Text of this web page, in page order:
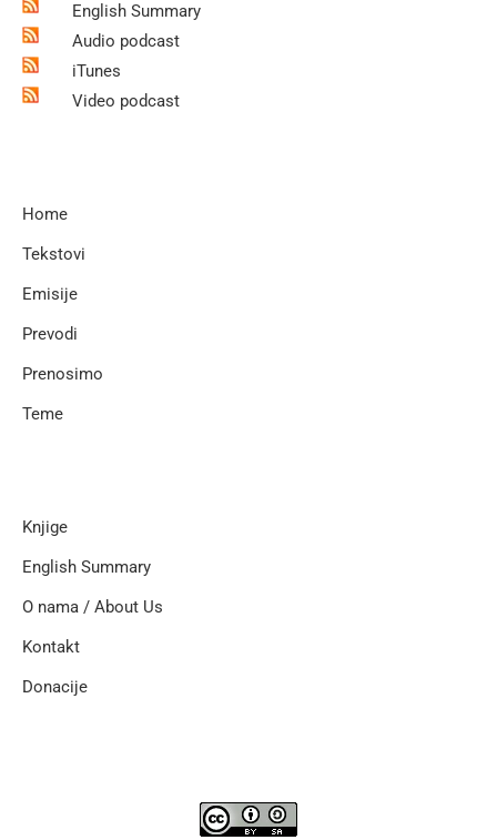
English Summary
Audio podcast
iTunes
Video podcast
Home
Tekstovi
Emisije
Prevodi
Prenosimo
Teme
Knjige
English Summary
O nama / About Us
Kontakt
Donacije